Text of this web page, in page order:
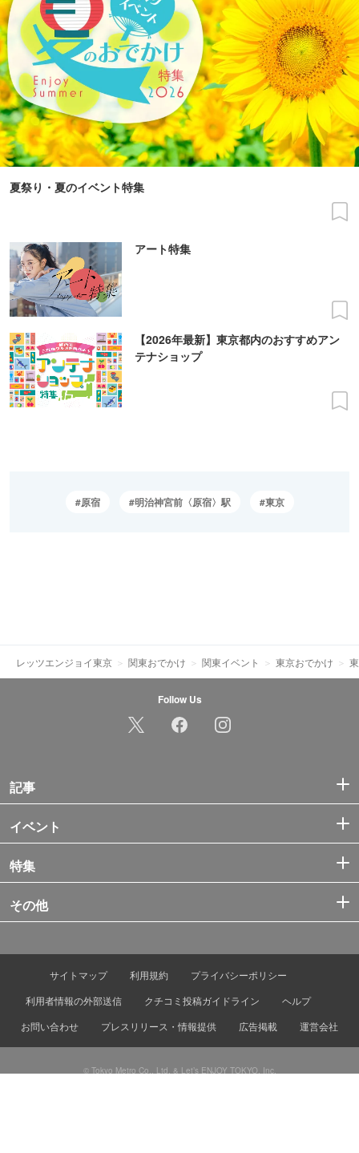
夏祭り・夏のイベント特集
アート特集
【2026年最新】東京都内のおすすめアン
テナショップ
原宿 明治神宮前〈原宿〉駅 東京
レッツエンジョイ東京 関東おでかけ 関東イベント 東京おでかけ
Follow Us
記事
イベント
特集
その他
サイトマップ 利用規約
プライバシーポリシー
利用者情報の外部送信
クチコミ投稿ガイドライン
ヘルプ
お問い合わせ
プレスリリース・情報提供 広告掲載 運営会社
© Tokyo Metro Co., Ltd. & Let’s ENJOY TOKYO, Inc.